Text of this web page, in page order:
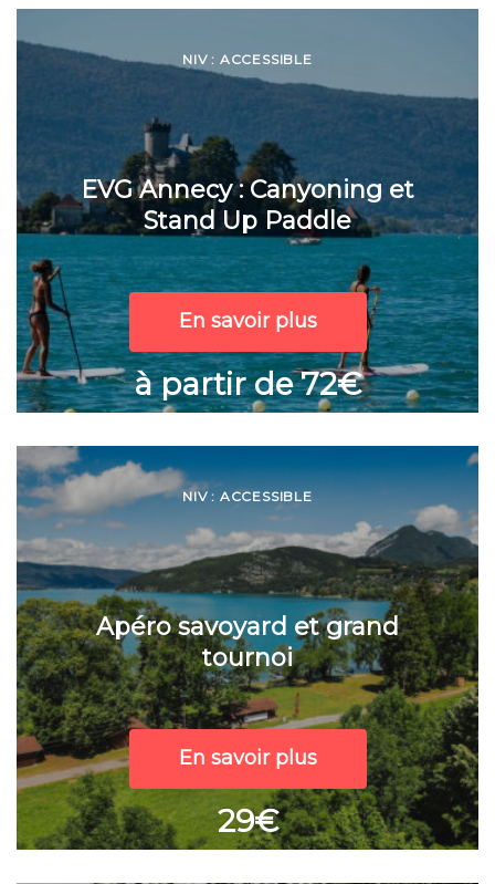
NIV : ACCESSIBLE
EVG Annecy : Canyoning et
Stand Up Paddle
En savoir plus
à partir de 72€
NIV : ACCESSIBLE
Apéro savoyard et grand
tournoi
En savoir plus
29€